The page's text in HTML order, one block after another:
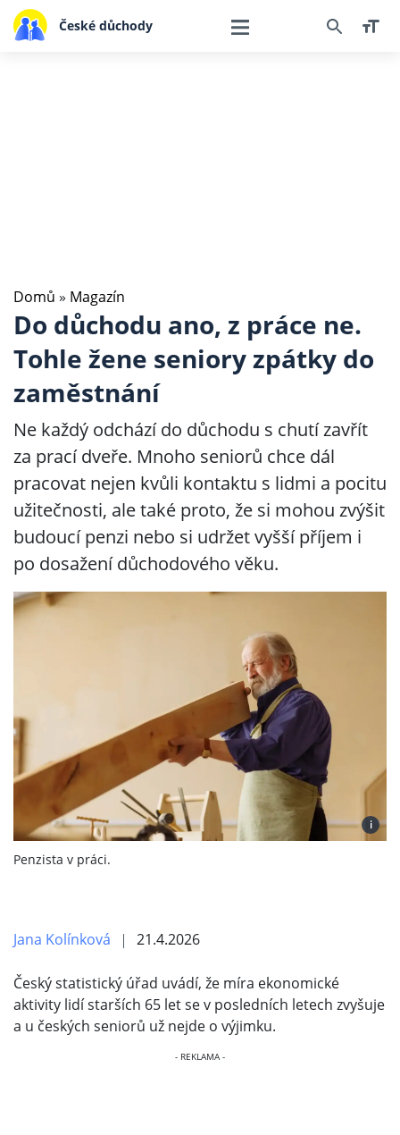
České důchody
Domů » Magazín
Do důchodu ano, z práce ne.
Tohle žene seniory zpátky do
zaměstnání
Ne každý odchází do důchodu s chutí zavřít
za prací dveře. Mnoho seniorů chce dál
pracovat nejen kvůli kontaktu s lidmi a pocitu
užitečnosti, ale také proto, že si mohou zvýšit
budoucí penzi nebo si udržet vyšší příjem i
po dosažení důchodového věku.
i
Penzista v práci.
Jana Kolínková 21.4.2026
Český statistický úřad uvádí, že míra ekonomické
aktivity lidí starších 65 let se v posledních letech zvyšuje
a u českých seniorů už nejde o výjimku.